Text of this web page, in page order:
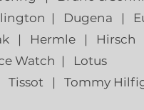
| Dugena |
| Hermle | Hirsch
Watch | Lotus
Tissot | Tommy